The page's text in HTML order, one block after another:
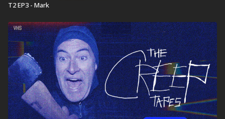
T2 EP3 - Mark